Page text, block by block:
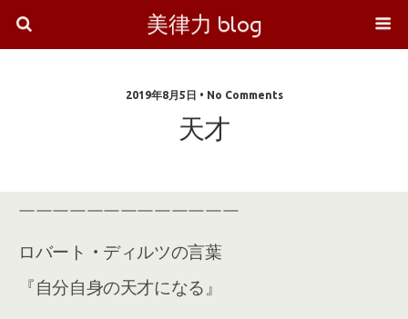
美律力 blog
2019年8月5日 • No Comments
天才
￣￣￣￣￣￣￣￣￣￣￣￣￣
ロバート ・ ディルツの言葉
『自分自身の天才になる』